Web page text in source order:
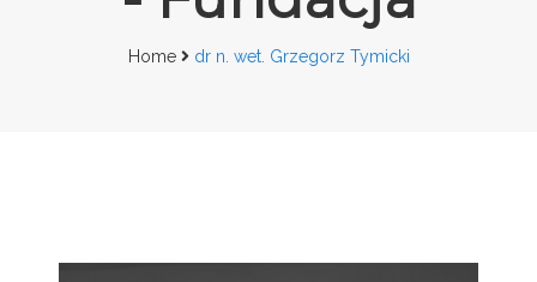
Home dr n. wet. Grzegorz Tymicki